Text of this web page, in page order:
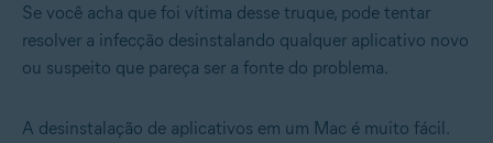
Se você acha que foi vítima desse truque, pode tentar
resolver a infecção desinstalando qualquer aplicativo novo
ou suspeito que pareça ser a fonte do problema.
A desinstalação de aplicativos em um Mac é muito fácil.